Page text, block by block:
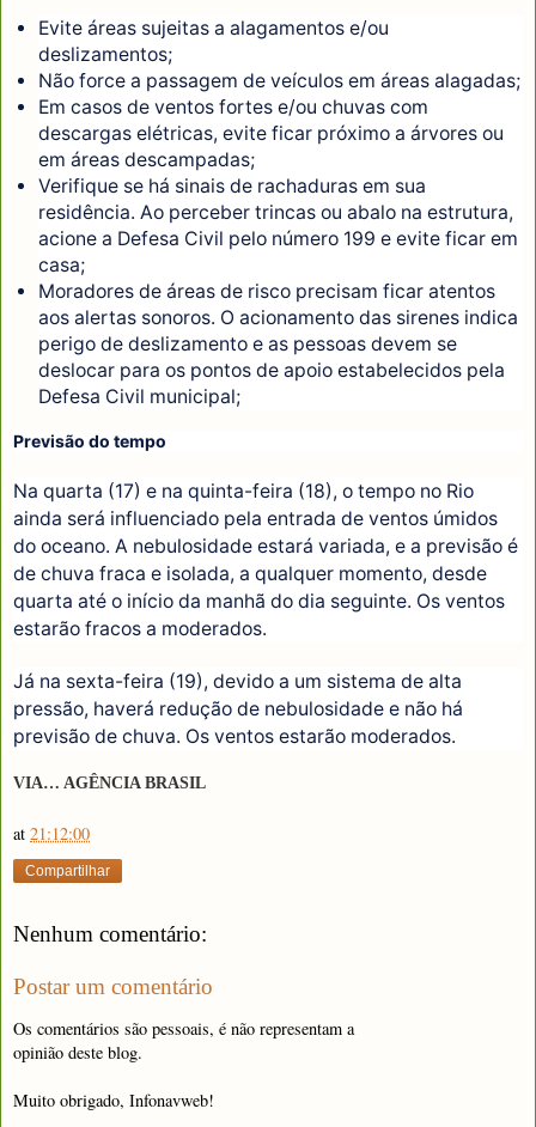
Evite áreas sujeitas a alagamentos e/ou
deslizamentos;
Não force a passagem de veículos em áreas alagadas;
Em casos de ventos fortes e/ou chuvas com
descargas elétricas, evite ficar próximo a árvores ou
em áreas descampadas;
Verifique se há sinais de rachaduras em sua
residência. Ao perceber trincas ou abalo na estrutura,
acione a Defesa Civil pelo número 199 e evite ficar em
casa;
Moradores de áreas de risco precisam ficar atentos
aos alertas sonoros. O acionamento das sirenes indica
perigo de deslizamento e as pessoas devem se
deslocar para os pontos de apoio estabelecidos pela
Defesa Civil municipal;
Previsão do tempo
Na quarta (17) e na quinta-feira (18), o tempo no Rio
ainda será influenciado pela entrada de ventos úmidos
do oceano. A nebulosidade estará variada, e a previsão é
de chuva fraca e isolada, a qualquer momento, desde
quarta até o início da manhã do dia seguinte. Os ventos
estarão fracos a moderados.
Já na sexta-feira (19), devido a um sistema de alta
pressão, haverá redução de nebulosidade e não há
previsão de chuva. Os ventos estarão moderados.
VIA… AGÊNCIA BRASIL
at 21:12:00
Compartilhar
Nenhum comentário:
Postar um comentário
Os comentários são pessoais, é não representam a
opinião deste blog.
Muito obrigado, Infonavweb!